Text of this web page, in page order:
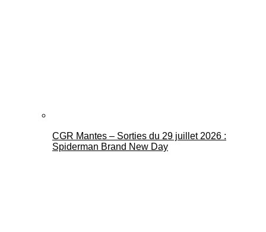
CGR Mantes – Sorties du 29 juillet 2026 :
Spiderman Brand New Day